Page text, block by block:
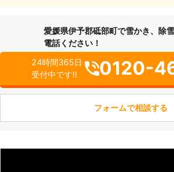
愛媛県伊予郡砥部町で雪かき、除
電話ください！
24時間365日
受付中です!!
0120-
フォームで相談する